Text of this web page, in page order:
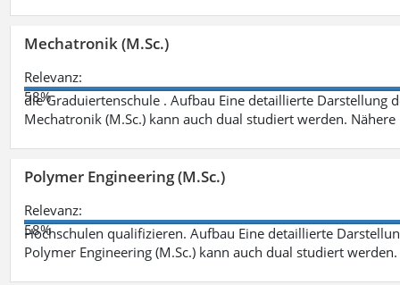
Mechatronik (M.Sc.)
Relevanz:
58%
die Graduiertenschule . Aufbau Eine detaillierte Darstellung
Mechatronik (M.Sc.) kann auch dual studiert werden.
Polymer Engineering (M.Sc.)
Relevanz:
58%
Hochschulen qualifizieren. Aufbau Eine detaillierte
Polymer Engineering (M.Sc.) kann auch dual studiert